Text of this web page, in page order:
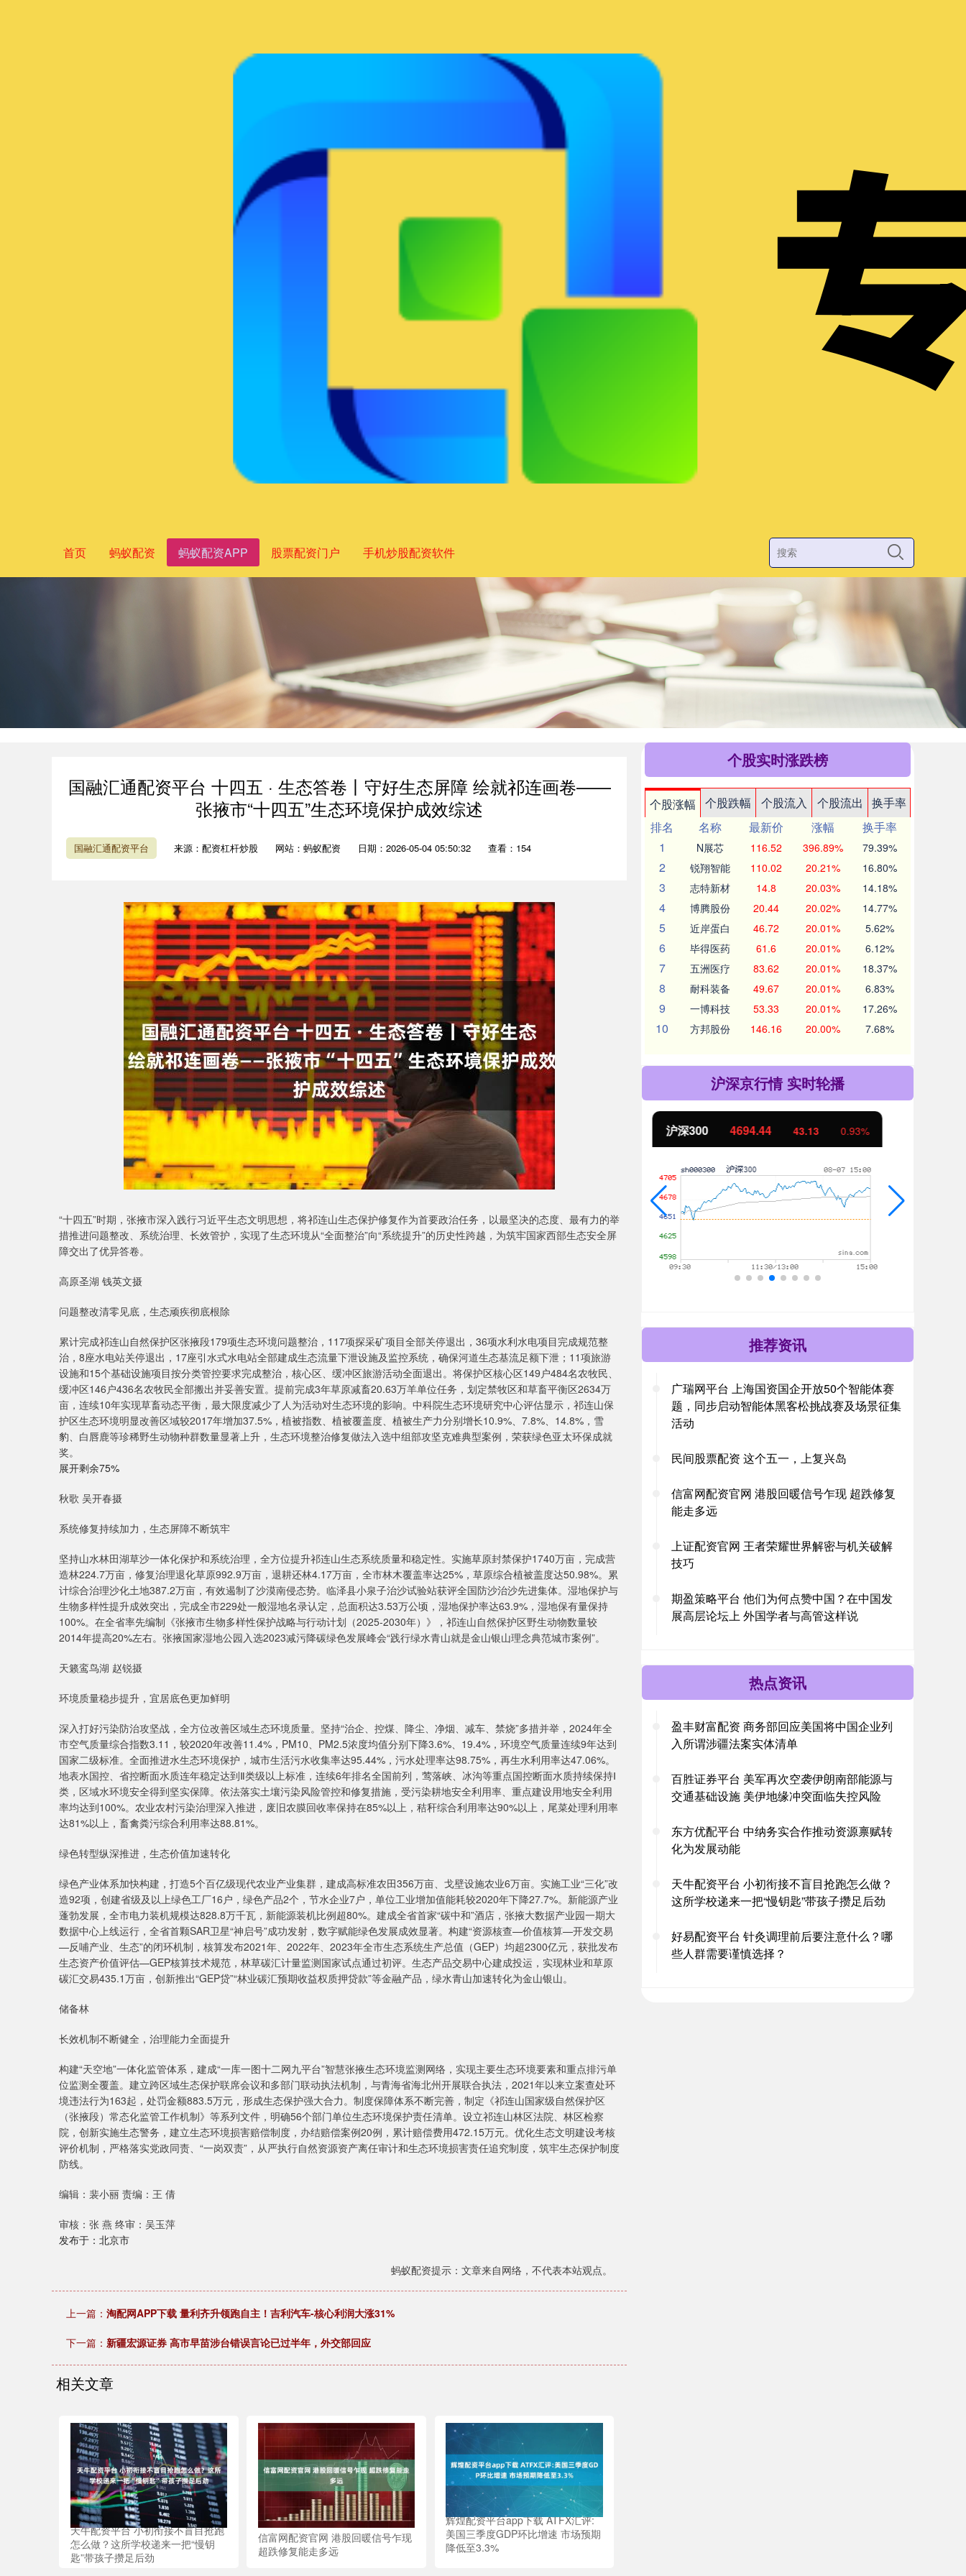
首页 蚂蚁配资 蚂蚁配资APP 股票配资门户 手机炒股配资软件
国融汇通配资平台 十四五 · 生态答卷丨守好生态屏障 绘就祁连画卷——
张掖市“十四五”生态环境保护成效综述
国融汇通配资平台 来源：配资杠杆炒股 网站：蚂蚁配资 日期：2026-05-04 05:50:32 查看：154
“十四五”时期，张掖市深入践行习近平生态文明思想，将祁连山生态保护修复作为首要政治任务，以最坚决的态度、最有力的举
措推进问题整改、系统治理、长效管护，实现了生态环境从“全面整治”向“系统提升”的历史性跨越，为筑牢国家西部生态安全屏
障交出了优异答卷。
高原圣湖 钱英文摄
问题整改清零见底，生态顽疾彻底根除
累计完成祁连山自然保护区张掖段179项生态环境问题整治，117项探采矿项目全部关停退出，36项水利水电项目完成规范整
治，8座水电站关停退出，17座引水式水电站全部建成生态流量下泄设施及监控系统，确保河道生态基流足额下泄；11项旅游
设施和15个基础设施项目按分类管控要求完成整治，核心区、缓冲区旅游活动全面退出。将保护区核心区149户484名农牧民、
缓冲区146户436名农牧民全部搬出并妥善安置。提前完成3年草原减畜20.63万羊单位任务，划定禁牧区和草畜平衡区2634万
亩，连续10年实现草畜动态平衡，最大限度减少了人为活动对生态环境的影响。中科院生态环境研究中心评估显示，祁连山保
护区生态环境明显改善区域较2017年增加37.5%，植被指数、植被覆盖度、植被生产力分别增长10.9%、7.8%、14.8%，雪
豹、白唇鹿等珍稀野生动物种群数量显著上升，生态环境整治修复做法入选中组部攻坚克难典型案例，荣获绿色亚太环保成就
奖。
展开剩余75%
秋歌 吴开春摄
系统修复持续加力，生态屏障不断筑牢
坚持山水林田湖草沙一体化保护和系统治理，全方位提升祁连山生态系统质量和稳定性。实施草原封禁保护1740万亩，完成营
造林224.7万亩，修复治理退化草原992.9万亩，退耕还林4.17万亩，全市林木覆盖率达25%，草原综合植被盖度达50.98%。累
计综合治理沙化土地387.2万亩，有效遏制了沙漠南侵态势。临泽县小泉子治沙试验站获评全国防沙治沙先进集体。湿地保护与
生物多样性提升成效突出，完成全市229处一般湿地名录认定，总面积达3.53万公顷，湿地保护率达63.9%，湿地保有量保持
100%。在全省率先编制《张掖市生物多样性保护战略与行动计划（2025-2030年）》，祁连山自然保护区野生动物数量较
2014年提高20%左右。张掖国家湿地公园入选2023减污降碳绿色发展峰会“践行绿水青山就是金山银山理念典范城市案例”。
天籁鸾鸟湖 赵锐摄
环境质量稳步提升，宜居底色更加鲜明
深入打好污染防治攻坚战，全方位改善区域生态环境质量。坚持“治企、控煤、降尘、净烟、减车、禁烧”多措并举，2024年全
市空气质量综合指数3.11，较2020年改善11.4%，PM10、PM2.5浓度均值分别下降3.6%、19.4%，环境空气质量连续9年达到
国家二级标准。全面推进水生态环境保护，城市生活污水收集率达95.44%，污水处理率达98.75%，再生水利用率达47.06%。
地表水国控、省控断面水质连年稳定达到Ⅱ类级以上标准，连续6年排名全国前列，莺落峡、冰沟等重点国控断面水质持续保持Ⅰ
类，区域水环境安全得到坚实保障。依法落实土壤污染风险管控和修复措施，受污染耕地安全利用率、重点建设用地安全利用
率均达到100%。农业农村污染治理深入推进，废旧农膜回收率保持在85%以上，秸秆综合利用率达90%以上，尾菜处理利用率
达81%以上，畜禽粪污综合利用率达88.81%。
绿色转型纵深推进，生态价值加速转化
绿色产业体系加快构建，打造5个百亿级现代农业产业集群，建成高标准农田356万亩、戈壁设施农业6万亩。实施工业“三化”改
造92项，创建省级及以上绿色工厂16户，绿色产品2个，节水企业7户，单位工业增加值能耗较2020年下降27.7%。新能源产业
蓬勃发展，全市电力装机规模达828.8万千瓦，新能源装机比例超80%。建成全省首家“碳中和”酒店，张掖大数据产业园一期大
数据中心上线运行，全省首颗SAR卫星“神启号”成功发射，数字赋能绿色发展成效显著。构建“资源核查—价值核算—开发交易
—反哺产业、生态”的闭环机制，核算发布2021年、2022年、2023年全市生态系统生产总值（GEP）均超2300亿元，获批发布
生态资产价值评估—GEP核算技术规范，林草碳汇计量监测国家试点通过初评。生态产品交易中心建成投运，实现林业和草原
碳汇交易435.1万亩，创新推出“GEP贷”“林业碳汇预期收益权质押贷款”等金融产品，绿水青山加速转化为金山银山。
储备林
长效机制不断健全，治理能力全面提升
构建“天空地”一体化监管体系，建成“一库一图十二网九平台”智慧张掖生态环境监测网络，实现主要生态环境要素和重点排污单
位监测全覆盖。建立跨区域生态保护联席会议和多部门联动执法机制，与青海省海北州开展联合执法，2021年以来立案查处环
境违法行为163起，处罚金额883.5万元，形成生态保护强大合力。制度保障体系不断完善，制定《祁连山国家级自然保护区
（张掖段）常态化监管工作机制》等系列文件，明确56个部门单位生态环境保护责任清单。设立祁连山林区法院、林区检察
院，创新实施生态警务，建立生态环境损害赔偿制度，办结赔偿案例20例，累计赔偿费用472.15万元。优化生态文明建设考核
评价机制，严格落实党政同责、“一岗双责”，从严执行自然资源资产离任审计和生态环境损害责任追究制度，筑牢生态保护制度
防线。
编辑：裴小丽 责编：王 倩
审核：张 燕 终审：吴玉萍
发布于：北京市
蚂蚁配资提示：文章来自网络，不代表本站观点。
上一篇： 淘配网APP下载 量利齐升领跑自主！吉利汽车-核心利润大涨31%
下一篇： 新疆宏源证券 高市早苗涉台错误言论已过半年，外交部回应
相关文章
天牛配资平台 小初衔接不盲目抢跑
怎么做？这所学校递来一把“慢钥
匙”带孩子攒足后劲
信富网配资官网 港股回暖信号乍现
超跌修复能走多远
辉煌配资平台app下载 ATFX汇评:
美国三季度GDP环比增速 市场预期
降低至3.3%
个股实时涨跌榜
个股涨幅 个股跌幅 个股流入 个股流出
换手率
排名
名称 最新价 涨幅
换手率
1
N展芯 116.52 396.89% 79.39%
2 锐翔智能 110.02 20.21% 16.80%
3 志特新材 14.8 20.03% 14.18%
4 博腾股份 20.44 20.02% 14.77%
5 近岸蛋白 46.72 20.01% 5.62%
6 毕得医药 61.6 20.01% 6.12%
7 五洲医疗 83.62 20.01% 18.37%
8 耐科装备 49.67 20.01% 6.83%
9 一博科技 53.33 20.01% 17.26%
10 方邦股份 146.16 20.00% 7.68%
沪深京行情 实时轮播
深证成指 14311.01 200.89 1.42% 沪深300 4694.44 43.13 北证50 1134.24 11.37 1.01%
推荐资讯
广瑞网平台 上海国资国企开放50个智能体赛
题，同步启动智能体黑客松挑战赛及场景征集
活动
民间股票配资 这个五一，上复兴岛
信富网配资官网 港股回暖信号乍现 超跌修复
能走多远
上证配资官网 王者荣耀世界解密与机关破解
技巧
期盈策略平台 他们为何点赞中国？在中国发
展高层论坛上 外国学者与高管这样说
热点资讯
盈丰财富配资 商务部回应美国将中国企业列
入所谓涉疆法案实体清单
百胜证券平台 美军再次空袭伊朗南部能源与
交通基础设施 美伊地缘冲突面临失控风险
东方优配平台 中纳务实合作推动资源禀赋转
化为发展动能
天牛配资平台 小初衔接不盲目抢跑怎么做？
这所学校递来一把“慢钥匙”带孩子攒足后劲
好易配资平台 针灸调理前后要注意什么？哪
些人群需要谨慎选择？